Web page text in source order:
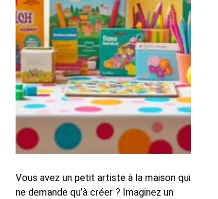
Vous avez un petit artiste à la maison qui
ne demande qu’à créer ? Imaginez un